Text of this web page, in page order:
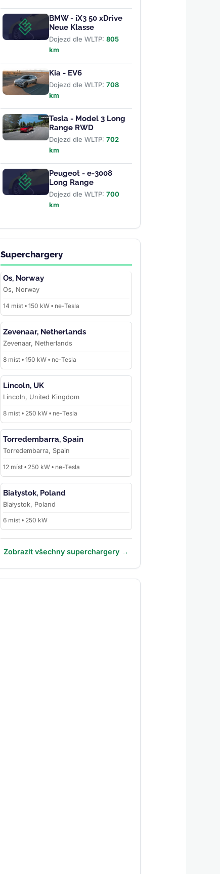
BMW - iX3 50 xDrive
Neue Klasse
Dojezd dle WLTP: 805
km
Kia - EV6
Dojezd dle WLTP: 708
km
Tesla - Model 3 Long
Range RWD
Dojezd dle WLTP: 702
km
Peugeot - e-3008
Long Range
Dojezd dle WLTP: 700
km
Superchargery
Os, Norway
Os, Norway
14 míst • 150 kW • ne-Tesla
Zevenaar, Netherlands
Zevenaar, Netherlands
8 míst • 150 kW • ne-Tesla
Lincoln, UK
Lincoln, United Kingdom
8 míst • 250 kW • ne-Tesla
Torredembarra, Spain
Torredembarra, Spain
12 míst • 250 kW • ne-Tesla
Białystok, Poland
Białystok, Poland
6 míst • 250 kW
Zobrazit všechny superchargery →